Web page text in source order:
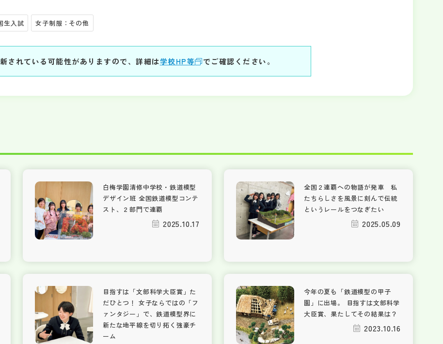
生入試 女子制服：その他
されている可能性がありますので、詳細は学校HP等 でご確認ください。
白梅学園清修中学校・鉄道模型
デザイン班 全国鉄道模型コンテ
スト、２部門で連覇
2025.10.17
全国２連覇への物語が発車 私
たちらしさを風景に刻んで伝統
というレールをつなぎたい
2025.05.09
目指すは「文部科学大臣賞」た
だひとつ！ 女子ならではの「フ
ァンタジー」で、鉄道模型界に
新たな地平線を切り拓く強豪チ
ーム
今年の夏も「鉄道模型の甲子
園」に出場。 目指すは文部科学
大臣賞、果たしてその結果は？
2023.10.16